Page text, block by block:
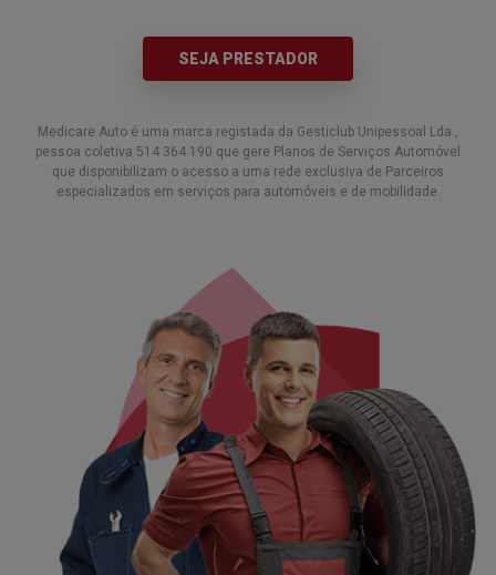
SEJA PRESTADOR
Medicare Auto é uma marca registada da Gesticlub Unipessoal Lda.,
pessoa coletiva 514 364 190 que gere Planos de Serviços Automóvel
que disponibilizam o acesso a uma rede exclusiva de Parceiros
especializados em serviços para automóveis e de mobilidade.